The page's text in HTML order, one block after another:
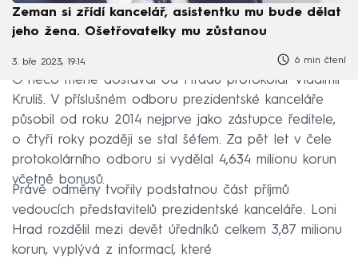
Zeman si zřídí kancelář, asistentku mu bude dělat
jeho žena. Ošetřovatelky mu zůstanou
3. bře 2023, 19:14 6 min čtení
O něco méně dostával od Hradu protokolář Vladimír
Kruliš. V příslušném odboru prezidentské kanceláře
působil od roku 2014 nejprve jako zástupce ředitele,
o čtyři roky později se stal šéfem. Za pět let v čele
protokolárního odboru si vydělal 4,634 milionu korun
včetně bonusů.
Právě odměny tvořily podstatnou část příjmů
vedoucích představitelů prezidentské kanceláře. Loni
Hrad rozdělil mezi devět úředníků celkem 3,87 milionu
korun, vyplývá z informací, které